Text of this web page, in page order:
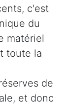
c'est
du
matériel
toute la
de
et donc